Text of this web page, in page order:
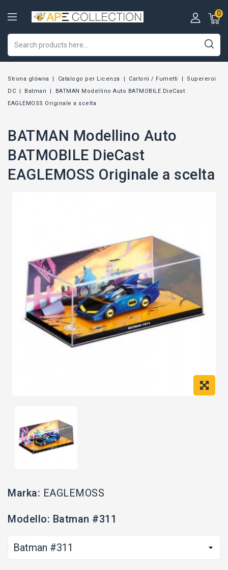
0
Strona główna Catalogo per Licenza Cartoni / Fumetti
Supereroi
DC
Batman
BATMAN Modellino Auto BATMOBILE DieCast
EAGLEMOSS Originale a scelta
BATMAN Modellino Auto
BATMOBILE DieCast
EAGLEMOSS Originale a scelta
Marka: EAGLEMOSS
Modello: Batman #311